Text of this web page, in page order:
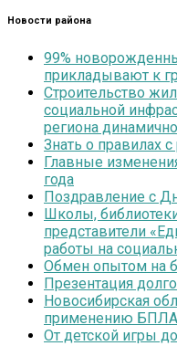
Новости района
99%
прикладывают к
Строительство
социальной
региона
Знать о правилах с
Главные
года
Поздравление с
Школы,
представители
работы на
Обмен опытом на
Презентация
Новосибирская
применению БПЛА
От детской игры